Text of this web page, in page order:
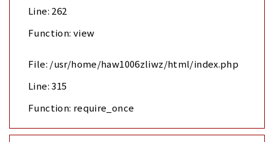
Line: 262
Function: view
File: /usr/home/haw1006zliwz/html/index.php
Line: 315
Function: require_once